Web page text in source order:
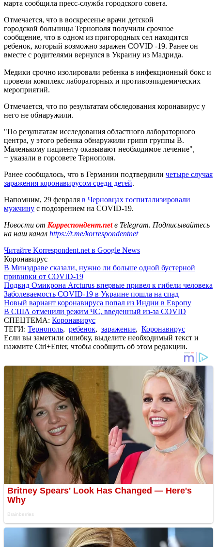
марта сообщила пресс-служба городского совета.
Отмечается, что в воскресенье врачи детской
городской больницы Тернополя получили срочное
сообщение, что в одном из пригородных сел находится
ребенок, который возможно заражен COVID -19. Ранее он
вместе с родителями вернулся в Украину из Мадрида.
Медики срочно изолировали ребенка в инфекционный бокс и
провели комплекс лабораторных и противоэпидемических
мероприятий.
Отмечается, что по результатам обследования коронавирус у
него не обнаружили.
"По результатам исследования областного лабораторного
центра, у этого ребенка обнаружили грипп группы В.
Маленькому пациенту оказывают необходимое лечение",
− указали в горсовете Тернополя.
Ранее сообщалось, что в Германии подтвердили четыре случая
заражения коронавирусом среди детей.
Напомним, 29 февраля в Черновцах госпитализировали
мужчину с подозрением на COVID-19.
Новости от Корреспондент.netв Telegram. Подписывайтесь
на наш канал https://t.me/korrespondentnet
Читайте Korrespondent.net в Google News
Коронавирус
В Минздраве сказали, нужно ли больше одной бустерной
прививки от COVID-19
Подвид Омикрона Arcturus впервые привел к гибели человека
Заболеваемость COVID-19 в Украине пошла на спад
Новый вариант коронавируса попал из Индии в Европу
В США отменили режим ЧС, введенный из-за COVID
СПЕЦТЕМА: Коронавирус
ТЕГИ: Тернополь, ребенок, заражение, Коронавирус
Если вы заметили ошибку, выделите необходимый текст и
нажмите Ctrl+Enter, чтобы сообщить об этом редакции.